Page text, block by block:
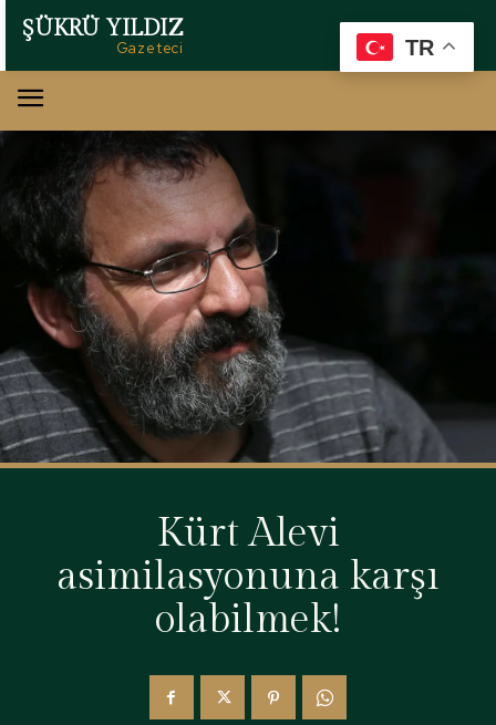
ŞÜKRÜ YILDIZ
Gazeteci
Kürt Alevi
asimilasyonuna karşı
olabilmek!
TR